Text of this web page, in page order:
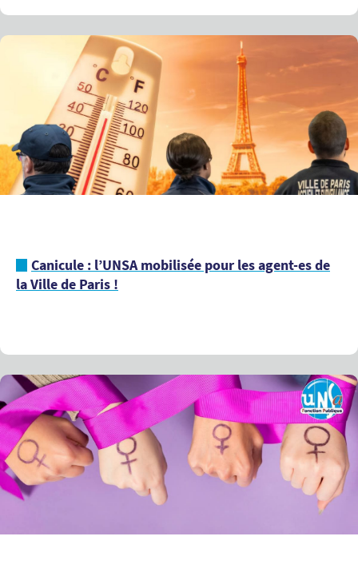
Canicule : l’UNSA mobilisée pour les agent-es de
la Ville de Paris !